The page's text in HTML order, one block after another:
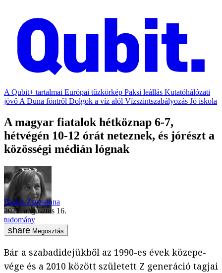
A Qubit+ tartalmai Európai tűzkörkép Paksi leállás Kutatóhálózati
jövő A Duna föntről Dolgok a víz alól Vízszintszabályozás Jó iskola
A magyar fiatalok hétköznap 6-7,
hétvégén 10-12 órát neteznek, és jórészt a
közösségi médián lógnak
Balázs Zsuzsanna
2022. augusztus 16.
tudomány
Megosztás
Bár a szabadidejükből az 1990-es évek közepe-
vége és a 2010 között született Z generáció tagjai